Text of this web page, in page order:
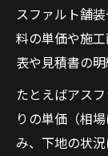
スファルト舗
料の単価や施
表や見積書の
たとえばアス
りの単価（相
み、下地の状